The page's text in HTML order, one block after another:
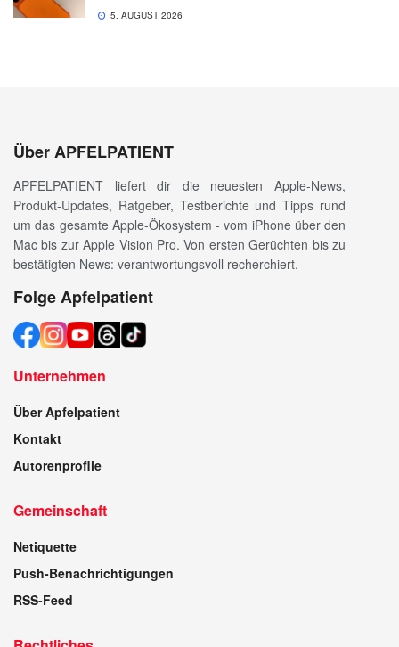
5. AUGUST 2026
Über APFELPATIENT
APFELPATIENT liefert dir die neuesten Apple-News,
Produkt-Updates, Ratgeber, Testberichte und Tipps rund
um das gesamte Apple-Ökosystem - vom iPhone über den
Mac bis zur Apple Vision Pro. Von ersten Gerüchten bis zu
bestätigten News: verantwortungsvoll recherchiert.
Folge Apfelpatient
Unternehmen
Über Apfelpatient
Kontakt
Autorenprofile
Gemeinschaft
Netiquette
Push-Benachrichtigungen
RSS-Feed